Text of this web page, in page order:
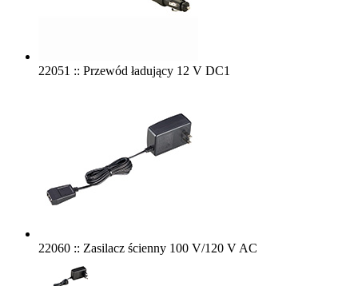
22051 :: Przewód ładujący 12 V DC1
22060 :: Zasilacz ścienny 100 V/120 V AC